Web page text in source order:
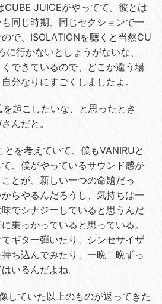
CUBE JUICEがやってて。彼とは
同じ時期、同じセクションで一
で、ISOLΛTIONを聴くと当然CU
に行かないとしょうがないな、
できているので、どこか違う場
分なりにすごくしましたよ。
起こしたいな、と思ったとき
んだと。
とを考えていて、僕もVANIRUと
、僕がやっているサウンド感が
とが、新しい一つの命題だっ
らやるんだろうし、気持ちは一
でシナジーしていると思うんだ
乗っかっていると思っている。
ギター弾いたり、シンセサイザ
ち込んでみたり、一晩二晩ずっ
いるんだよね。
していた以上のものが返ってきた